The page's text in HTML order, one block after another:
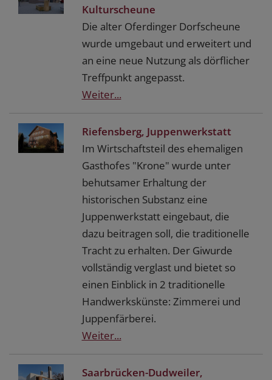
Kulturscheune
Die alter Oferdinger Dorfscheune
wurde umgebaut und erweitert und
an eine neue Nutzung als dörflicher
Treffpunkt angepasst.
Weiter...
Riefensberg, Juppenwerkstatt
Im Wirtschaftsteil des ehemaligen
Gasthofes "Krone" wurde unter
behutsamer Erhaltung der
historischen Substanz eine
Juppenwerkstatt eingebaut, die
dazu beitragen soll, die traditionelle
Tracht zu erhalten. Der Giwurde
vollständig verglast und bietet so
einen Einblick in 2 traditionelle
Handwerkskünste: Zimmerei und
Juppenfärberei.
Weiter...
Saarbrücken-Dudweiler,